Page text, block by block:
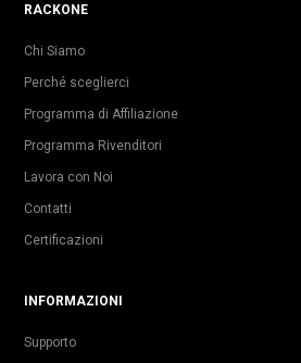
RACKONE
Chi Siamo
Perché sceglierci
Programma di Affiliazione
Programma Rivenditori
Lavora con Noi
Contatti
Certificazioni
INFORMAZIONI
Supporto